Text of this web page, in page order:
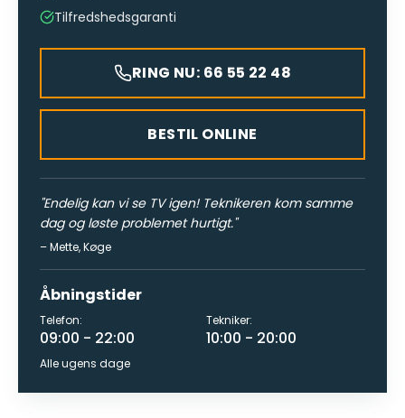
Tilfredshedsgaranti
RING NU: 66 55 22 48
BESTIL ONLINE
"Endelig kan vi se TV igen! Teknikeren kom samme
dag og løste problemet hurtigt."
–Mette,Køge
Åbningstider
Telefon:
09:00 - 22:00
Tekniker:
10:00 - 20:00
Alle ugens dage